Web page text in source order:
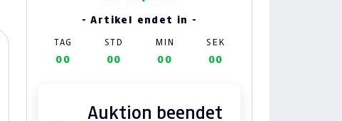
- Artikel endet in -
TAG STD MIN SEK
00 00 00 00
Auktion beendet